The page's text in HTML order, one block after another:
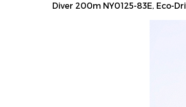
Diver 200m NY0125-83E, Eco-